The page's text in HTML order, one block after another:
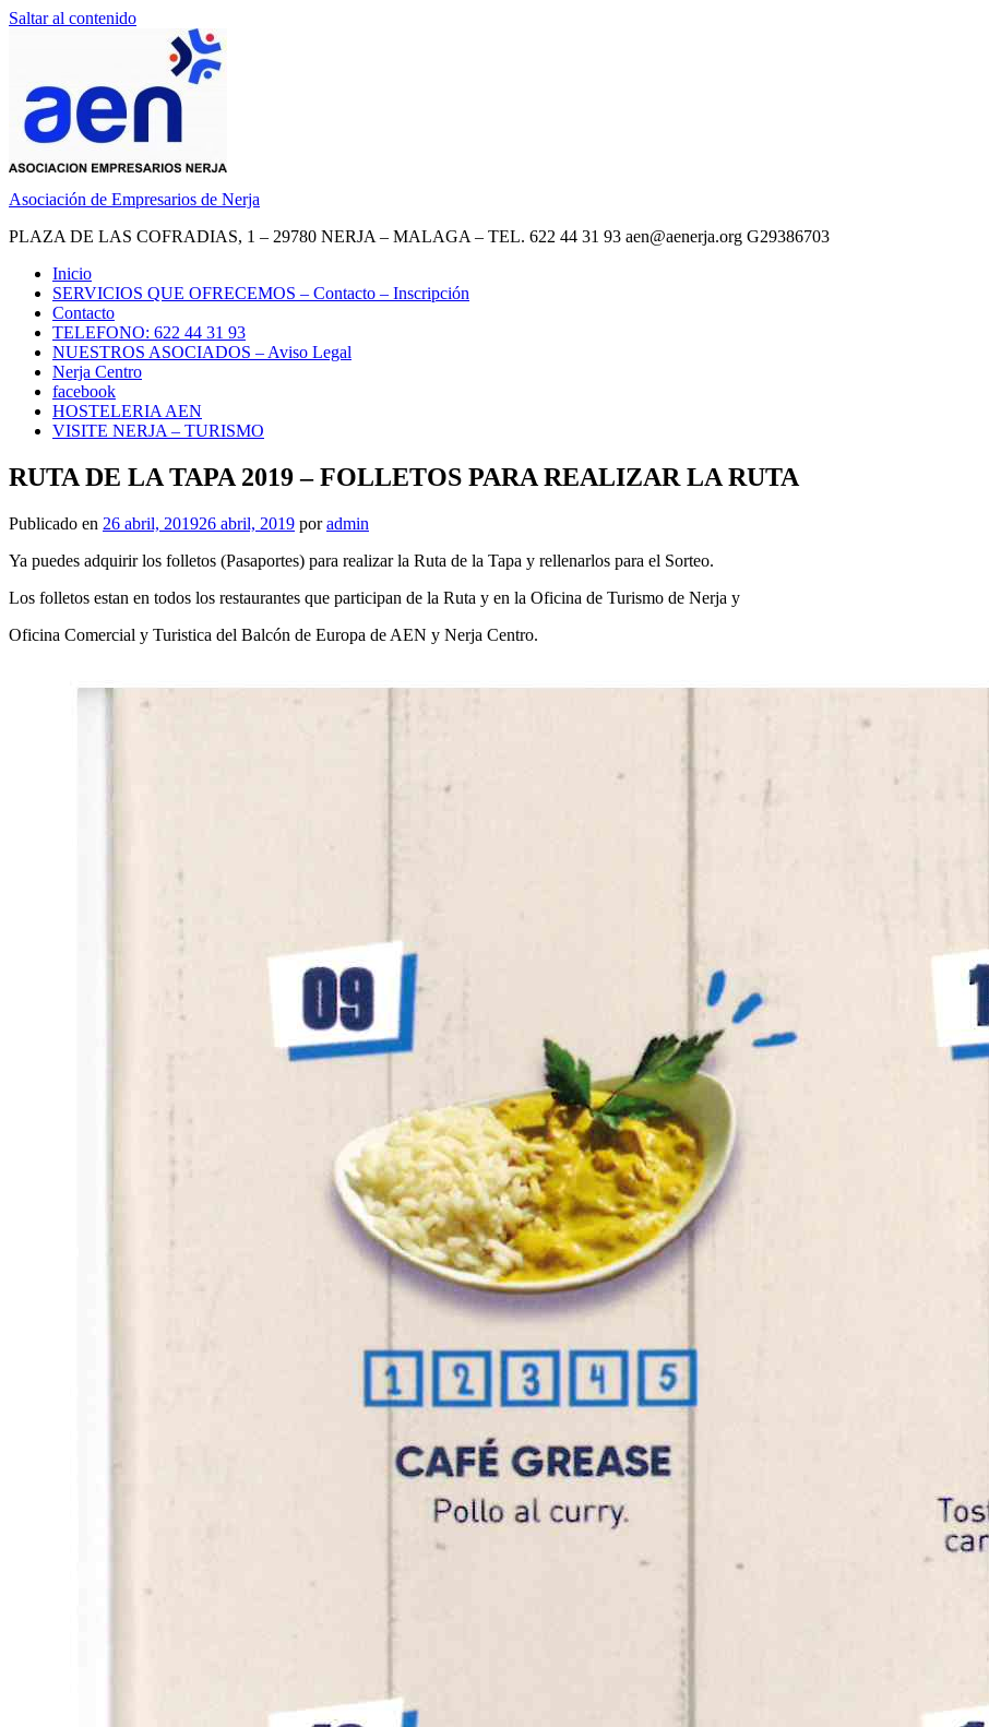
Saltar al contenido
Asociación de Empresarios de Nerja
PLAZA DE LAS COFRADIAS, 1 – 29780 NERJA – MALAGA – TEL. 622 44 31 93 aen@aenerja.org G29386703
Inicio
SERVICIOS QUE OFRECEMOS – Contacto – Inscripción
Contacto
TELEFONO: 622 44 31 93
NUESTROS ASOCIADOS – Aviso Legal
Nerja Centro
facebook
HOSTELERIA AEN
VISITE NERJA – TURISMO
RUTA DE LA TAPA 2019 – FOLLETOS PARA REALIZAR LA RUTA
Publicado en 26 abril, 201926 abril, 2019 poradmin
Ya puedes adquirir los folletos (Pasaportes) para realizar la Ruta de la Tapa y rellenarlos para el Sorteo.
Los folletos estan en todos los restaurantes que participan de la Ruta y en la Oficina de Turismo de Nerja y
Oficina Comercial y Turistica del Balcón de Europa de AEN y Nerja Centro.